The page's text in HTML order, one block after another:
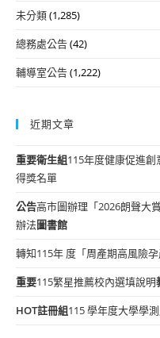
未分類(1,285)
總務處公告(42)
輔導室公告(1,222)
近期文章
重要衛生組115年度健康促進
得獎名單
公告高市圖辦理「2026朗聲大
辦法圖書館
轉知115年 度「周產期高風險
重要115繁星推薦校內選填說明
HOT註冊組115 學年度大學學